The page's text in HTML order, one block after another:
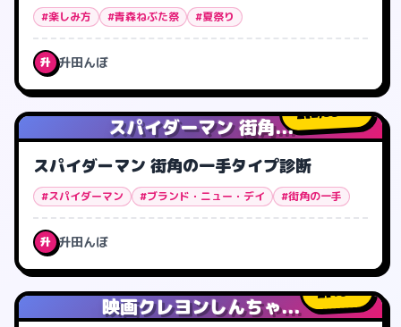
#楽しみ方 #青森ねぶた祭 #夏祭り
升 升田んぼ
スパイダーマン 街角...
2,331人
スパイダーマン 街角の一手タイプ診断
#スパイダーマン #ブランド・ニュー・デイ #街角の一手
升 升田んぼ
映画クレヨンしんちゃ...
16人